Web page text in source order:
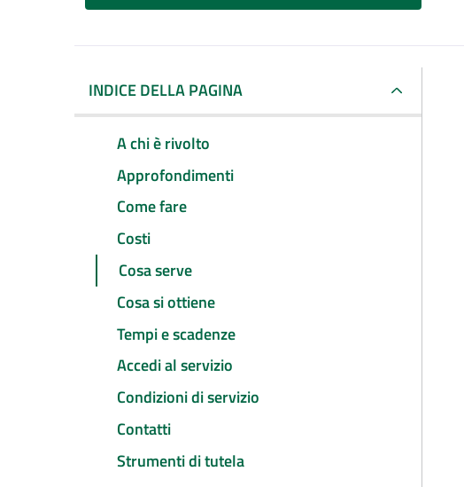
INDICE DELLA PAGINA
A chi è rivolto
Approfondimenti
Come fare
Costi
Cosa serve
Cosa si ottiene
Tempi e scadenze
Accedi al servizio
Condizioni di servizio
Contatti
Strumenti di tutela